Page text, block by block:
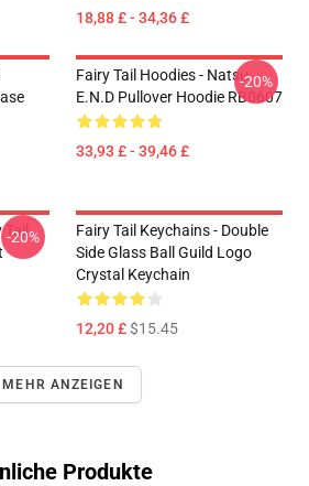
18,88 £ - 34,36 £
Fairy Tail Hoodies - Natsu
E.N.D Pullover Hoodie RB0607
33,93 £ - 39,46 £
-20%
Tail
-20%
Fairy Tail Keychains - Double
Side Glass Ball Guild Logo
Crystal Keychain
12,20 £$15.45
MEHR ANZEIGEN
Produkte